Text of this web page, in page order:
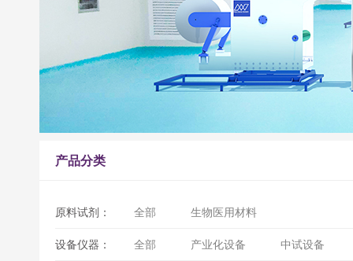
产品分类
原料试剂： 全部 生物医用材料
设备仪器： 全部 产业化设备 中试设备